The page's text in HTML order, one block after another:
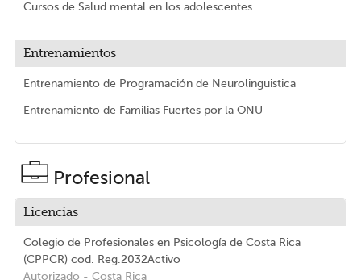
Cursos de Salud mental en los adolescentes.
Entrenamientos
Entrenamiento de Programación de Neurolinguistica
Entrenamiento de Familias Fuertes por la ONU
Profesional
Licencias
Colegio de Profesionales en Psicología de Costa Rica
(CPPCR) cod. Reg.2032Activo
Autorizado - Costa Rica